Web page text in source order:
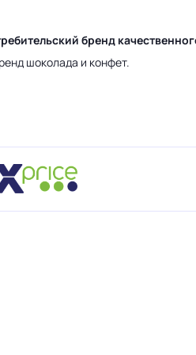
бренд
шоколада и конфет.